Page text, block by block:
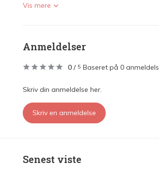
Vis mere
Anmeldelser
0 / 5 Baseret på 0
Skriv din anmeldelse her.
Skriv en anmeldelse
Senest viste